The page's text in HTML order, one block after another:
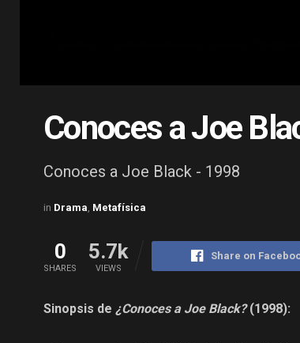
Conoces a Joe
Conoces a Joe Black - 1998
in Drama, Metafísica
0
SHARES
5.7k
VIEWS
Share on
Sinopsis de ¿Conoces a Joe Black?(1998):